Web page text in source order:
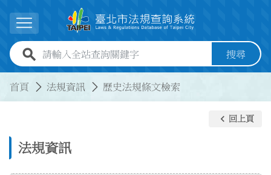
展開選單
全站查詢關鍵字欄位 搜尋
首頁 法規資訊 歷史法規條文檢索
法規資訊
keyboard_arrow_left 回上頁